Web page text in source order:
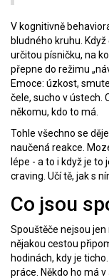
V kognitivně
bludného kruhu.
určitou písničku, na
přepne do režimu
Emoce: úzkost,
čele, sucho v ústech.
někomu, kdo to má.
Tohle všechno se
naučená reakce.
lépe - a to i když je
craving. Učí tě, jak s
Co jsou
Spouštěče nejsou
nějakou cestou
hodinách, kdy je
práce. Někdo ho má